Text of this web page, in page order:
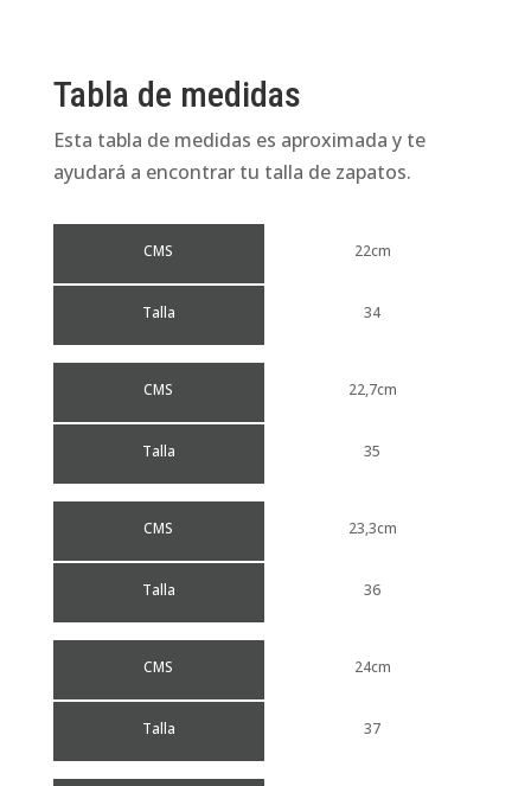
Tabla de medidas
Esta tabla de medidas es aproximada y te
ayudará a encontrar tu talla de zapatos.
CMS
Talla
22cm
34
CMS
Talla
22,7cm
35
CMS
Talla
23,3cm
36
CMS
Talla
24cm
37